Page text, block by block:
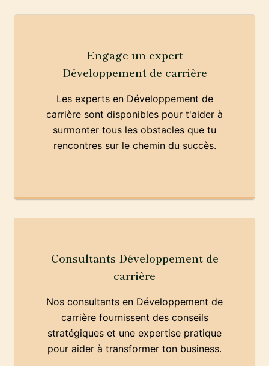
Engage un expert
Développement de carrière
Les experts en Développement de
carrière sont disponibles pour t'aider à
surmonter tous les obstacles que tu
rencontres sur le chemin du succès.
Consultants Développement de
carrière
Nos consultants en Développement de
carrière fournissent des conseils
stratégiques et une expertise pratique
pour aider à transformer ton business.